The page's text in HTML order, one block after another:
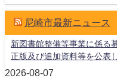
尼崎市最新ニュース
新図書館整備等事業に係る
正版及び追加資料等を公表
2026-08-07